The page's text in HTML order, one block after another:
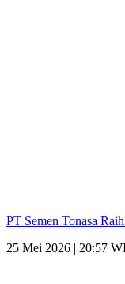
PT Semen Tonasa
25 Mei 2026 | 20:57